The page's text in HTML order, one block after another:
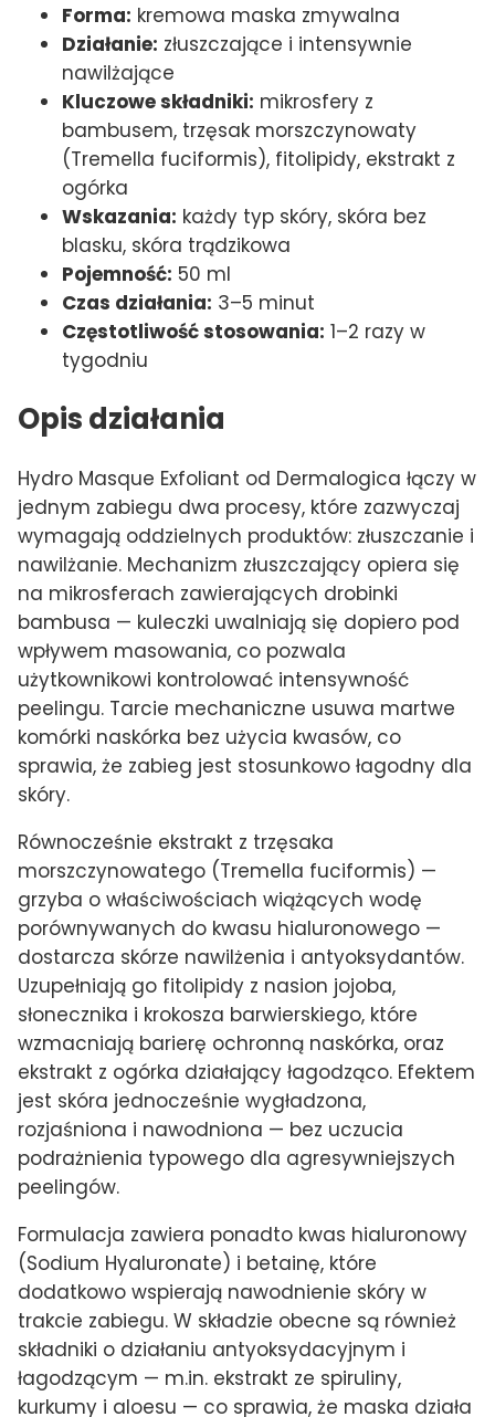
Forma: kremowa maska zmywalna
Działanie: złuszczające i intensywnie
nawilżające
Kluczowe składniki: mikrosfery z
bambusem, trzęsak morszczynowaty
(Tremella fuciformis), fitolipidy, ekstrakt z
ogórka
Wskazania: każdy typ skóry, skóra bez
blasku, skóra trądzikowa
Pojemność: 50 ml
Czas działania: 3–5 minut
Częstotliwość stosowania: 1–2 razy w
tygodniu
Opis działania
Hydro Masque Exfoliant od Dermalogica łączy w
jednym zabiegu dwa procesy, które zazwyczaj
wymagają oddzielnych produktów: złuszczanie i
nawilżanie. Mechanizm złuszczający opiera się
na mikrosferach zawierających drobinki
bambusa — kuleczki uwalniają się dopiero pod
wpływem masowania, co pozwala
użytkownikowi kontrolować intensywność
peelingu. Tarcie mechaniczne usuwa martwe
komórki naskórka bez użycia kwasów, co
sprawia, że zabieg jest stosunkowo łagodny dla
skóry.
Równocześnie ekstrakt z trzęsaka
morszczynowatego (Tremella fuciformis) —
grzyba o właściwościach wiążących wodę
porównywanych do kwasu hialuronowego —
dostarcza skórze nawilżenia i antyoksydantów.
Uzupełniają go fitolipidy z nasion jojoba,
słonecznika i krokosza barwierskiego, które
wzmacniają barierę ochronną naskórka, oraz
ekstrakt z ogórka działający łagodząco. Efektem
jest skóra jednocześnie wygładzona,
rozjaśniona i nawodniona — bez uczucia
podrażnienia typowego dla agresywniejszych
peelingów.
Formulacja zawiera ponadto kwas hialuronowy
(Sodium Hyaluronate) i betainę, które
dodatkowo wspierają nawodnienie skóry w
trakcie zabiegu. W składzie obecne są również
składniki o działaniu antyoksydacyjnym i
łagodzącym — m.in. ekstrakt ze spiruliny,
kurkumy i aloesu — co sprawia, że maska działa